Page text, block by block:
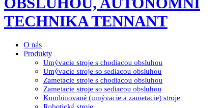
O nás
Produkty
Umývacie stroje s chodiacou obsluhou
Umývacie stroje so sediacou obsluhou
Zametacie stroje s chodiacou obsluhou
Zametacie stroje so sediacou obsluhou
Kombinované (umývacie a zametacie) stroje